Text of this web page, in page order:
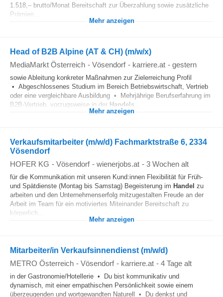
1.518,– brutto/Monat Bereitschaft zur Überzahlung sowie zusätzliche
Prämien...
Mehr anzeigen
Head of B2B Alpine (AT & CH) (m/w/x)
MediaMarkt Österreich - Vösendorf - karriere.at - gestern
sowie Ableitung konkreter Maßnahmen zur Zielerreichung Profil
• Abgeschlossenes Studium im Bereich Betriebswirtschaft, Vertrieb
oder eine vergleichbare Ausbildung • Mehrjährige Berufserfahrung im
B2B-Vertrieb, vorzugsweise in der Handels
Mehr anzeigen
Verkaufsmitarbeiter (m/w/d) Fachmarktstraße 6, 2334
Vösendorf
HOFER KG - Vösendorf - wienerjobs.at - 3 Wochen alt
für die Kommunikation mit unseren Kund:innen Flexibilität für Früh-
und Spätdienste (Montag bis Samstag) Begeisterung im Handel zu
arbeiten und den Unternehmenserfolg mitzugestalten Freude an der
Arbeit im Team für ein motiviertes Miteinander Bereitschaft zu
körperlich...
Mehr anzeigen
Mitarbeiter/in Verkaufsinnendienst (m/w/d)
METRO Österreich - Vösendorf - karriere.at - 4 Tage alt
in der Gastronomie/Hotellerie • Du bist kommunikativ und
dynamisch, mit einer empathischen Persönlichkeit sowie einem
überzeugenden und wortgewandten Naturell • Du denkst und